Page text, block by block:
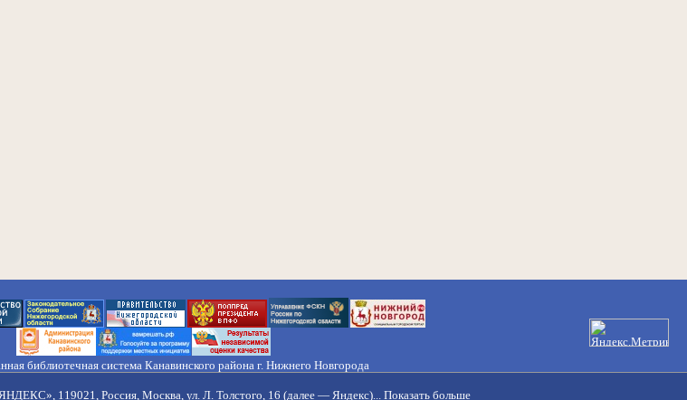
библиотечная система Канавинского района г. Нижнего Новгорода
Правила обработки персональных данных
119021, Россия, Москва, ул. Л. Толстого, 16 (далее — Яндекс)... Показать больше